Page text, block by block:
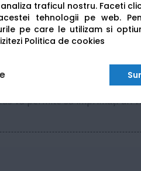
traficul nostru. Faceti
tehnologii pe web.
pe care le utilizam si
Politica de cookies
la 10 x 15 cm)
vă permite să imprimați un